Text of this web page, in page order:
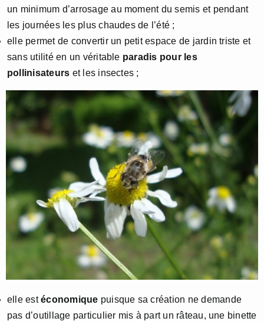
un minimum d’arrosage au moment du semis et pendant
les journées les plus chaudes de l’été ;
elle permet de convertir un petit espace de jardin triste et
sans utilité en un véritable paradis pour les
pollinisateurs et les insectes ;
elle estéconomique puisque sa création ne demande
pas d’outillage particulier mis à part un râteau, une binette